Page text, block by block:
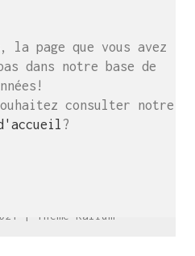
la page que vous avez
dans notre base de
consulter notre
?
mieux de se voir
même langage.
noir.re
| Thème Kalium